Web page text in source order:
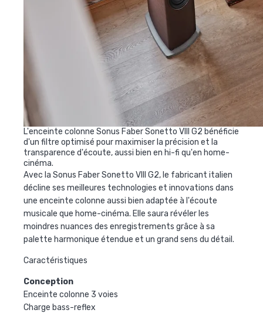
L'enceinte colonne Sonus Faber Sonetto VIII G2 bénéficie
d'un filtre optimisé pour maximiser la précision et la
transparence d'écoute, aussi bien en hi-fi qu'en home-
cinéma.
Avec la Sonus Faber Sonetto VIII G2, le fabricant italien
décline ses meilleures technologies et innovations dans
une enceinte colonne aussi bien adaptée à l'écoute
musicale que home-cinéma. Elle saura révéler les
moindres nuances des enregistrements grâce à sa
palette harmonique étendue et un grand sens du détail.
Caractéristiques
Conception
Enceinte colonne 3 voies
Charge bass-reflex